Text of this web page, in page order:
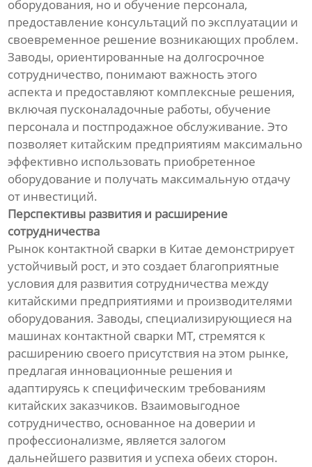
оборудования, но и обучение персонала,
предоставление консультаций по эксплуатации и
своевременное решение возникающих проблем.
Заводы, ориентированные на долгосрочное
сотрудничество, понимают важность этого
аспекта и предоставляют комплексные решения,
включая пусконаладочные работы, обучение
персонала и постпродажное обслуживание. Это
позволяет китайским предприятиям максимально
эффективно использовать приобретенное
оборудование и получать максимальную отдачу
от инвестиций.
Перспективы развития и расширение
сотрудничества
Рынок контактной сварки в Китае демонстрирует
устойчивый рост, и это создает благоприятные
условия для развития сотрудничества между
китайскими предприятиями и производителями
оборудования. Заводы, специализирующиеся на
машинах контактной сварки МТ, стремятся к
расширению своего присутствия на этом рынке,
предлагая инновационные решения и
адаптируясь к специфическим требованиям
китайских заказчиков. Взаимовыгодное
сотрудничество, основанное на доверии и
профессионализме, является залогом
дальнейшего развития и успеха обеих сторон.